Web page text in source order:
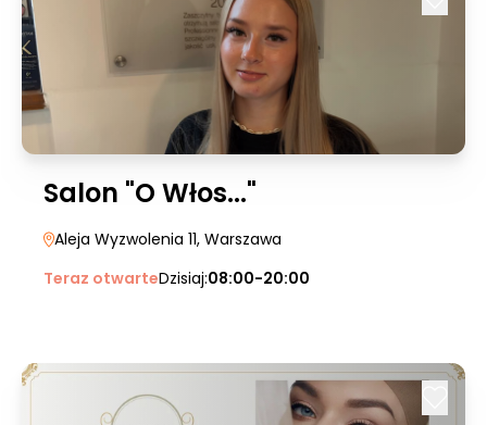
Salon "O Włos..."
Aleja Wyzwolenia 11, Warszawa
Teraz otwarteDzisiaj:08:00-20:00